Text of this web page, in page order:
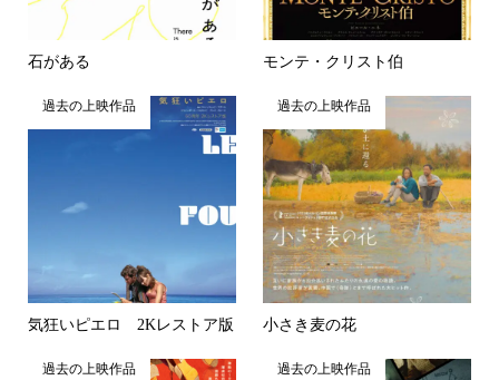
石がある モンテ・クリスト伯
過去の上映作品
気狂いピエロ 2Kレストア版
過去の上映作品
小さき麦の花
過去の上映作品 過去の上映作品